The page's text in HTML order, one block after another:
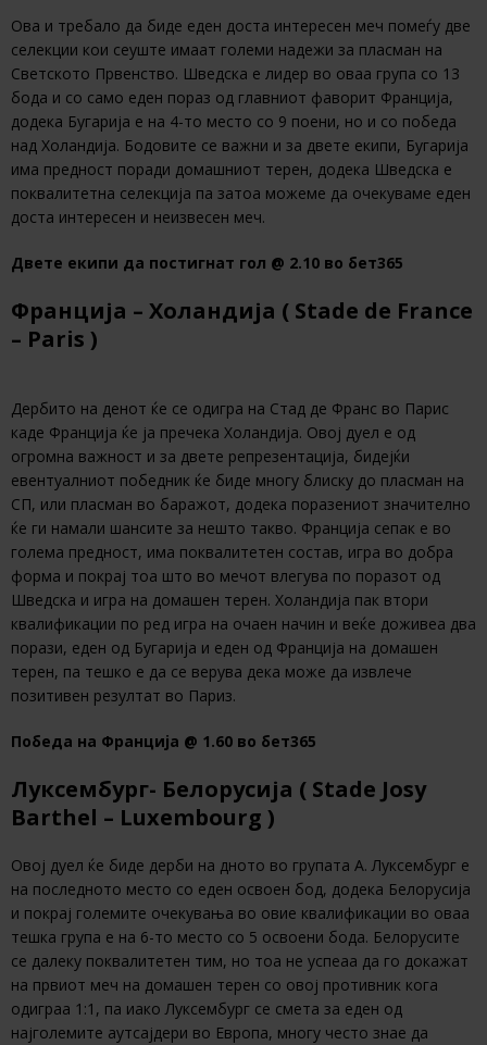
Ова и требало да биде еден доста интересен меч помеѓу две
селекции кои сеуште имаат големи надежи за пласман на
Светското Првенство. Шведска е лидер во оваа група со 13
бода и со само еден пораз од главниот фаворит Франција,
додека Бугарија е на 4-то место со 9 поени, но и со победа
над Холандија. Бодовите се важни и за двете екипи, Бугарија
има предност поради домашниот терен, додека Шведска е
поквалитетна селекција па затоа можеме да очекуваме еден
доста интересен и неизвесен меч.
Двете екипи да постигнат гол @ 2.10 во бет365
Франција – Холандија ( Stade de France
– Paris )
Дербито на денот ќе се одигра на Стад де Франс во Парис
каде Франција ќе ја пречека Холандија. Овој дуел е од
огромна важност и за двете репрезентација, бидејќи
евентуалниот победник ќе биде многу блиску до пласман на
СП, или пласман во баражот, додека поразениот значително
ќе ги намали шансите за нешто такво. Франција сепак е во
голема предност, има поквалитетен состав, игра во добра
форма и покрај тоа што во мечот влегува по поразот од
Шведска и игра на домашен терен. Холандија пак втори
квалификации по ред игра на очаен начин и веќе доживеа два
порази, еден од Бугарија и еден од Франција на домашен
терен, па тешко е да се верува дека може да извлече
позитивен резултат во Париз.
Победа на Франција @ 1.60 во бет365
Луксембург- Белорусија ( Stade Josy
Barthel – Luxembourg )
Овој дуел ќе биде дерби на дното во групата А. Луксембург е
на последното место со еден освоен бод, додека Белорусија
и покрај големите очекувања во овие квалификации во оваа
тешка група е на 6-то место со 5 освоени бода. Белорусите
се далеку поквалитетен тим, но тоа не успеаа да го докажат
на првиот меч на домашен терен со овој противник кога
одиграа 1:1, па иако Луксембург се смета за еден од
најголемите аутсајдери во Европа, многу често знае да